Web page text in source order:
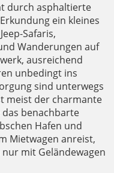
durch asphaltierte
ein kleines
Safaris,
Wanderungen auf
ausreichend
unbedingt ins
sind unterwegs
meist der charmante
das benachbarte
Hafen und
Mietwagen anreist,
mit Geländewagen